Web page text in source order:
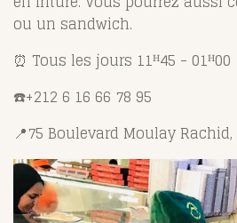
ou un sandwich.
⏰ Tous les jours 11ᴴ45 - 01ᴴ00
☎️+212 6 16 66 78 95
📍75 Boulevard Moulay